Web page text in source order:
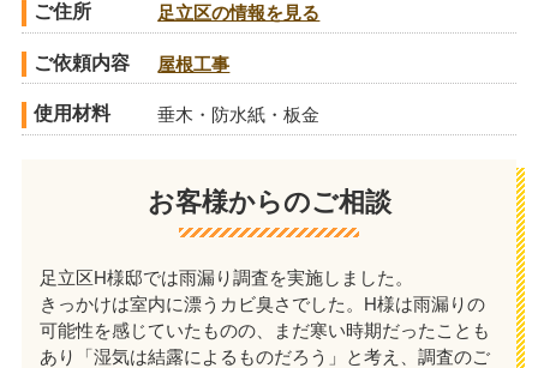
ご住所 足立区の情報を見る
ご依頼内容 屋根工事
使用材料 垂木・防水紙・板金
お客様からのご相談
足立区H様邸では雨漏り調査を実施しました。
きっかけは室内に漂うカビ臭さでした。H様は雨漏りの
可能性を感じていたものの、まだ寒い時期だったことも
あり「湿気は結露によるものだろう」と考え、調査のご